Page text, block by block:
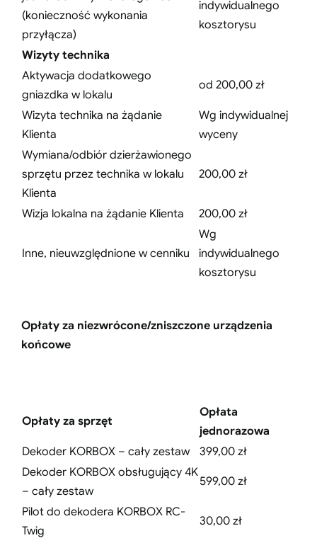
(konieczność wykonania
przyłącza)
indywidualnego
kosztorysu
Wizyty technika
Aktywacja dodatkowego
gniazdka w lokalu
od 200,00 zł
Wizyta technika na żądanie
Klienta
Wg indywidualnej
wyceny
Wymiana/odbiór dzierżawionego
sprzętu przez technika w lokalu
Klienta
200,00 zł
Wizja lokalna na żądanie Klienta 200,00 zł
Inne, nieuwzględnione w cenniku
Wg
indywidualnego
kosztorysu
Opłaty za niezwrócone/zniszczone urządzenia
końcowe
Opłaty za sprzęt
Opłata
jednorazowa
Dekoder KORBOX – cały zestaw
399,00 zł
Dekoder KORBOX obsługujący 4K
– cały zestaw
599,00 zł
Pilot do dekodera KORBOX RC-
Twig
30,00 zł